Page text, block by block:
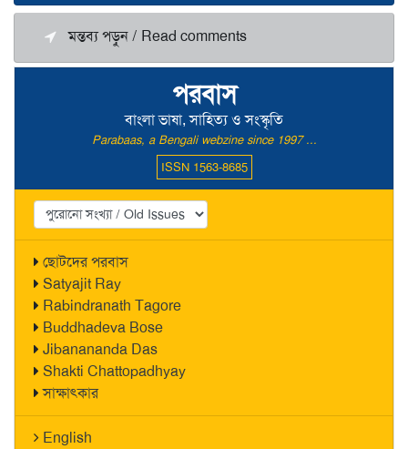
পরবাস
বাংলা ভাষা, সাহিত্য ও সংস্কৃতি
Parabaas, a Bengali webzine since 1997 ...
ISSN 1563-8685
ছোটদের পরবাস
Satyajit Ray
Rabindranath Tagore
Buddhadeva Bose
Jibanananda Das
Shakti Chattopadhyay
সাক্ষাৎকার
English
মন্তব্য পড়ুন / Read comments